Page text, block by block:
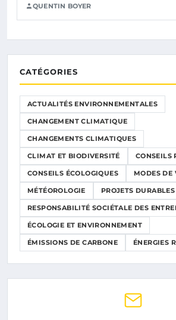
QUENTIN BOYER
CATÉGORIES
ACTUALITÉS ENVIRONNEMENTALES
CHANGEMENT CLIMATIQUE
CHANGEMENTS CLIMATIQUES
CLIMAT ET BIODIVERSITÉ CONSEILS
CONSEILS ÉCOLOGIQUES MODES DE
MÉTÉOROLOGIE PROJETS DURABLES
RESPONSABILITÉ SOCIÉTALE DES
ÉCOLOGIE ET ENVIRONNEMENT
ÉMISSIONS DE CARBONE ÉNERGIES